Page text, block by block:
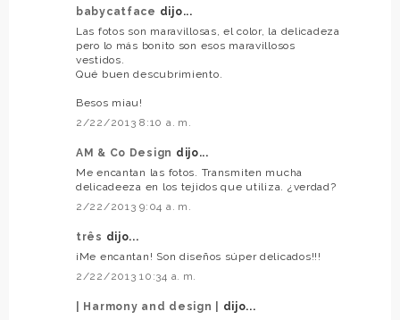
babycatface dijo...
Las fotos son maravillosas, el color, la delicadeza
pero lo más bonito son esos maravillosos
vestidos.
Qué buen descubrimiento.
Besos miau!
2/22/2013 8:10 a. m.
AM & Co Design dijo...
Me encantan las fotos. Transmiten mucha
delicadeeza en los tejidos que utiliza. ¿verdad?
2/22/2013 9:04 a. m.
três dijo...
¡Me encantan! Son diseños súper delicados!!!
2/22/2013 10:34 a. m.
| Harmony and design |
dijo...